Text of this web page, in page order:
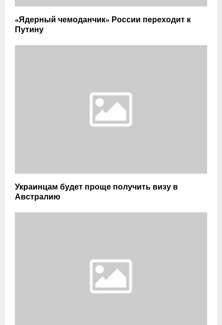
«Ядерный чемоданчик» России переходит к
Путину
Украинцам будет проще получить визу в
Австралию